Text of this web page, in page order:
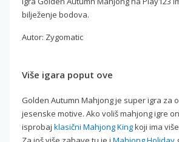
bilježenje bodova.
Autor: Zygomatic
Više igara poput ove
Golden Autumn Mahjong je super igra za
jesenske motive. Ako voliš mahjong igre
isprobaj klasični Mahjong Kingkoji ima